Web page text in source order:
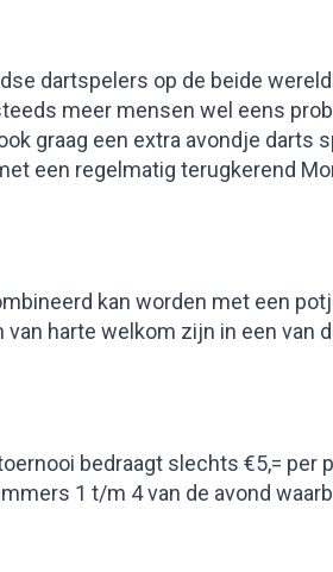
dartspelers op de beide
meer mensen wel eens
graag een extra avondje darts
een regelmatig terugkerend
kan worden met een
harte welkom zijn in een van
bedraagt slechts €5,= per
1 t/m 4 van de avond